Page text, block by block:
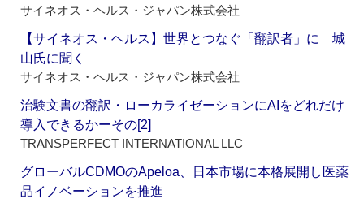
サイネオス・ヘルス・ジャパン株式会社
【サイネオス・ヘルス】世界とつなぐ「翻訳者」に 城
山氏に聞く
サイネオス・ヘルス・ジャパン株式会社
治験文書の翻訳・ローカライゼーションにAIをどれだけ
導入できるかーその[2]
TRANSPERFECT INTERNATIONAL LLC
グローバルCDMOのApeloa、日本市場に本格展開し医薬
品イノベーションを推進